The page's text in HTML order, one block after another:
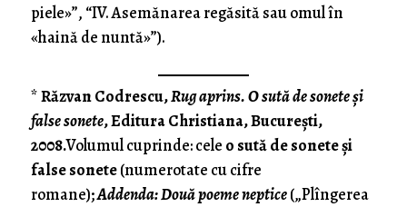
piele»”, “IV. Asemănarea regăsită sau omul în
«haină de nuntă»”).
*Răzvan Codrescu,Rug aprins. O sută de sonete şi
false sonete, Editura Christiana, Bucureşti,
2008.Volumul cuprinde: cele o sută de sonete şi
false sonete(numerotate cu cifre
romane);Addenda: Două poeme neptice(„Plîngerea